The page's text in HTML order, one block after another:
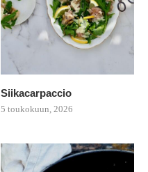
Siikacarpaccio
5 toukokuun, 2026